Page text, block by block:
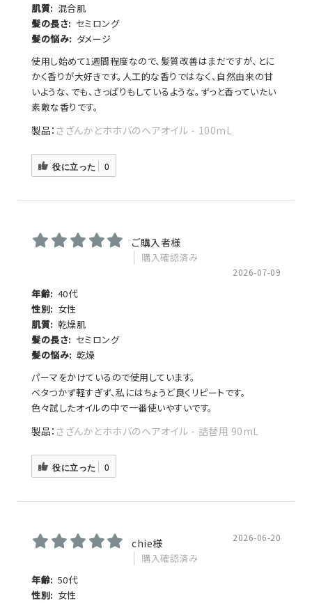
肌質: 混合肌
髪の長さ: セミロング
髪の悩み: ダメージ
使用し始めて1週間程度なので、髪質改善はまだですが、とに
かく香りが大好きです。人工的な香りではなく、自然由来の甘
いような、でも、さっぱりもしているような。ずっと香っていたい
素敵な香りです。
さざんかとホホバのヘアオイル - 100mL
役に立った 0
ご購入者様
購入確認済み
2026-07-09
年齢: 40代
性別: 女性
肌質: 乾燥肌
髪の長さ: セミロング
髪の悩み: 乾燥
パーマをかけているので使用しています。
ベタつかず軽すぎず、私にはちょうど良くリピートです。
色々試したオイルの中で一番使いやすいです。
さざんかとホホバのヘアオイル - 詰替用 90mL
役に立った 0
chie様
購入確認済み
2026-06-20
年齢: 50代
性別: 女性